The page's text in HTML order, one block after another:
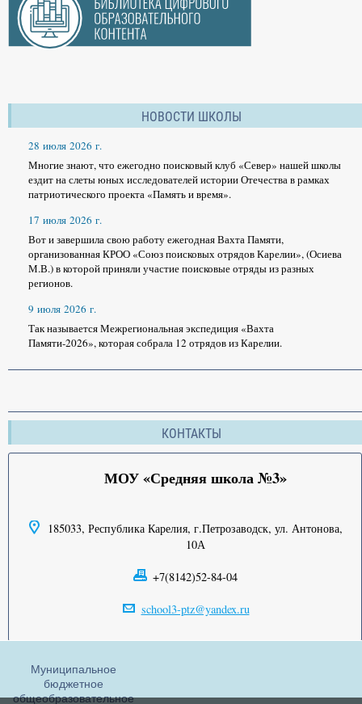
НОВОСТИ ШКОЛЫ
28 июля 2026 г.
Многие знают, что ежегодно поисковый клуб «Север» нашей школы
ездит на слеты юных исследователей истории Отечества в рамках
патриотического проекта «Память и время».
17 июля 2026 г.
Вот и завершила свою работу ежегодная Вахта Памяти,
организованная КРОО «Союз поисковых отрядов Карелии», (Осиева
М.В.) в которой приняли участие поисковые отряды из разных
регионов.
9 июля 2026 г.
Так называется Межрегиональная экспедиция «Вахта
Памяти-2026», которая собрала 12 отрядов из Карелии.
КОНТАКТЫ
МОУ «Средняя школа №3»
185033, Республика Карелия, г.Петрозаводск, ул. Антонова,
10А
+7(8142)52-84-04
school3-ptz@yandex.ru
Муниципальное
бюджетное
общеобразовательное